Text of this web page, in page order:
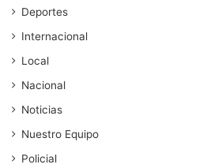
Deportes
Internacional
Local
Nacional
Noticias
Nuestro Equipo
Policial